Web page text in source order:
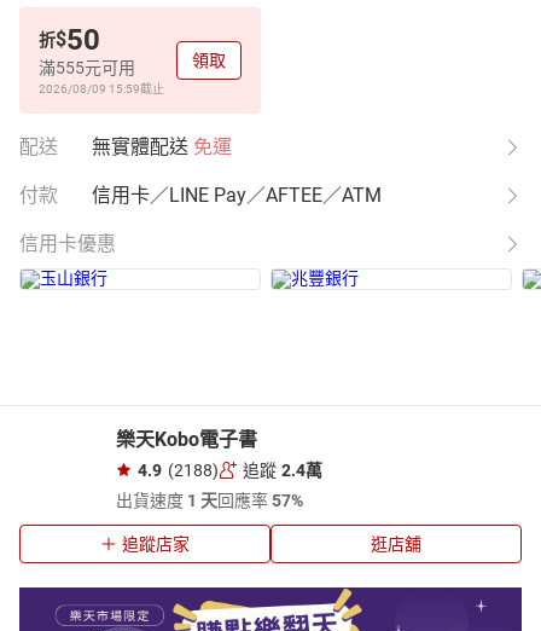
折$50
滿555元可用
2026/08/09 15:59截止
領取
配送 無實體配送 免運
付款 信用卡／LINE Pay／AFTEE／ATM
信用卡優惠
樂天Kobo電子書
4.9 (2188) 追蹤 2.4萬
出貨速度 1 天回應率57%
追蹤店家 逛店舖